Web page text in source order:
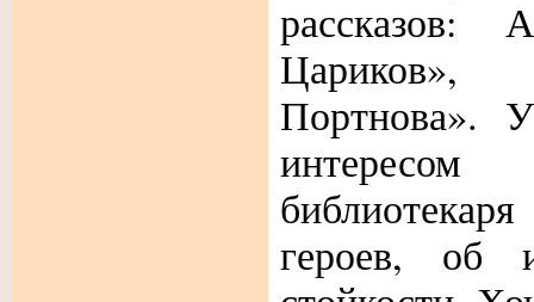
рассказов:
Цариков»,
Портнова».
интересом
героев, об